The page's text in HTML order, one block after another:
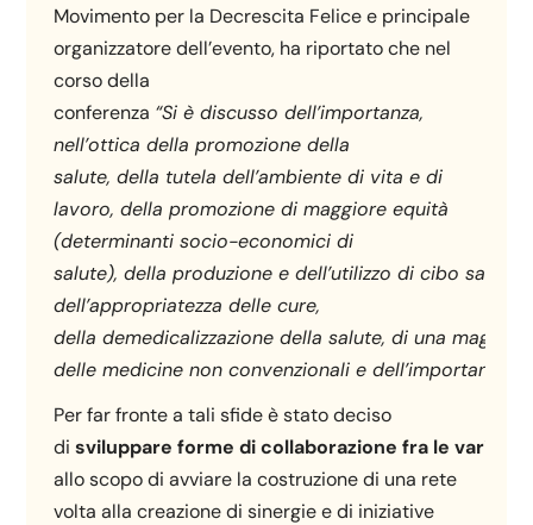
Movimento per la Decrescita Felice e principale
organizzatore dell’evento, ha riportato che nel
corso della
conferenza “Si è discusso dell’importanza,
nell’ottica della promozione della
salute, della tutela dell’ambiente di vita e di
lavoro, della promozione di maggiore equità
(determinanti socio-economici di
salute), della produzione e dell’utilizzo di cibo
dell’appropriatezza delle cure,
dellademedicalizzazione della salute, di una
delle medicine non convenzionali e dell’importanza
Per far fronte a tali sfide è stato deciso
disviluppare forme di collaborazione fra le varie
allo scopo di avviare la costruzione di una rete
volta alla creazione di sinergie e di iniziative